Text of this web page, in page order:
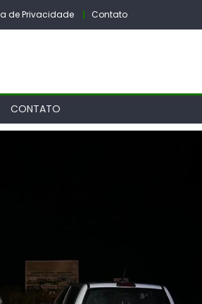
de Privacidade Contato
CONTATO